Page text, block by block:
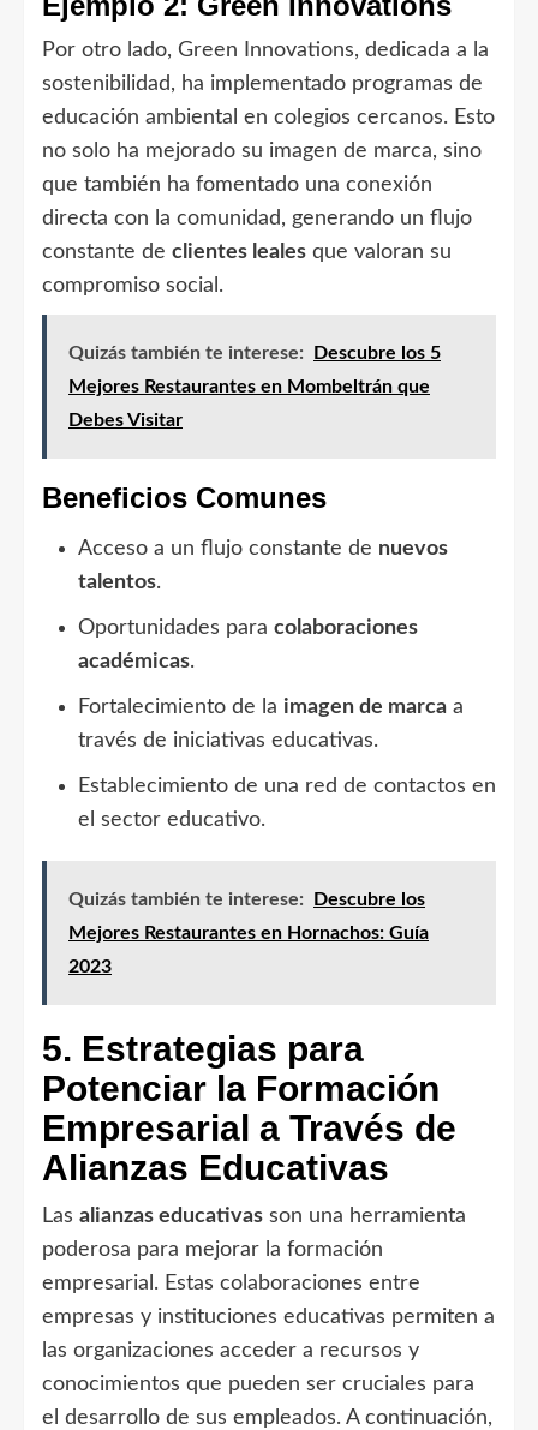
Por otro lado, Green Innovations, dedicada a la
sostenibilidad, ha implementado programas de
educación ambiental en colegios cercanos. Esto
no solo ha mejorado su imagen de marca, sino
que también ha fomentado una conexión
directa con la comunidad, generando un flujo
constante de clientes leales que valoran su
compromiso social.
Quizás también te interese:
Descubre los 5
Mejores Restaurantes en Mombeltrán que
Debes Visitar
Beneficios Comunes
Acceso a un flujo constante de nuevos
talentos.
Oportunidades para colaboraciones
académicas.
Fortalecimiento de la imagen de marca a
través de iniciativas educativas.
Establecimiento de una red de contactos en
el sector educativo.
Quizás también te interese:
Descubre los
Mejores Restaurantes en Hornachos: Guía
2023
5. Estrategias para
Potenciar la Formación
Empresarial a Través de
Alianzas Educativas
Las alianzas educativas son una herramienta
poderosa para mejorar la formación
empresarial. Estas colaboraciones entre
empresas y instituciones educativas permiten a
las organizaciones acceder a recursos y
conocimientos que pueden ser cruciales para
el desarrollo de sus empleados. A continuación,